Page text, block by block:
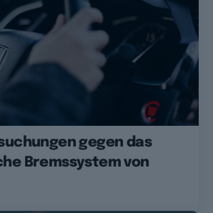
gegen das
Bremssystem von